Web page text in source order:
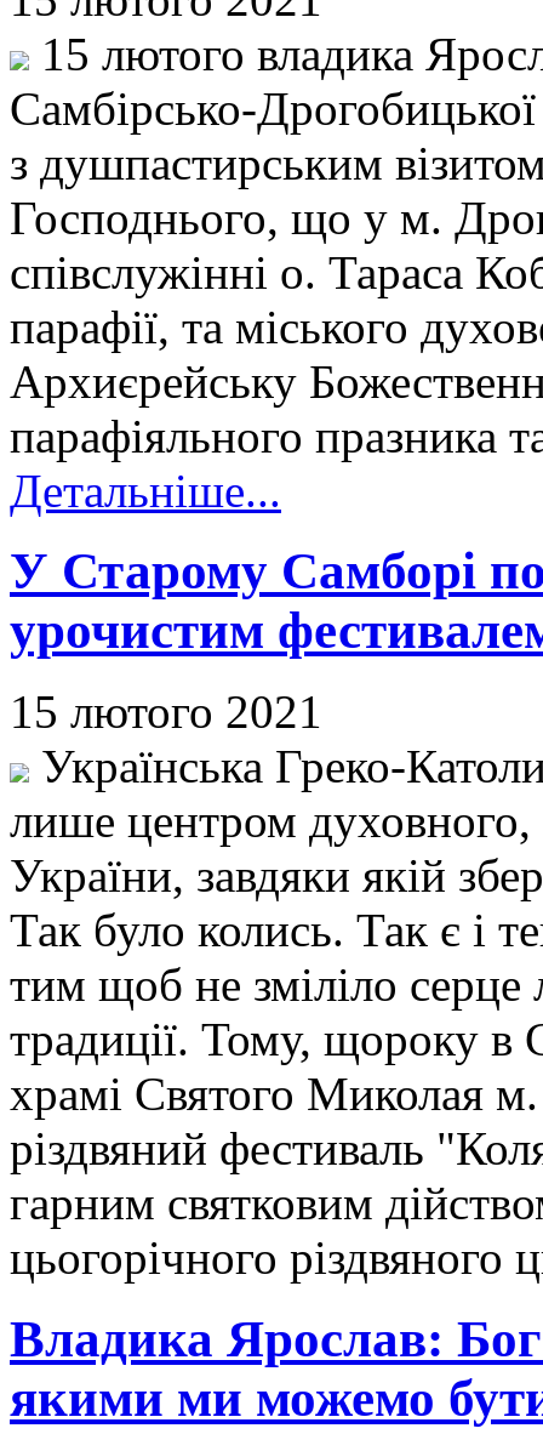
15 лютого владика
Самбірсько-
з душпастирським
Господнього, що у м.
співслужінні о. Тараса
парафії, та міського
Архиєрейську
парафіяльного празника
Детальніше...
У Старому Самборі
урочистим
15 лютого 2021
Українська Греко-
лише центром духовного,
України, завдяки якій
Так було колись. Так є і
тим щоб не зміліло
традиції. Тому, щороку в
храмі Святого Миколая
різдвяний фестиваль
гарним святковим
цьогорічного різдвяного
Владика Ярослав:
якими ми можемо